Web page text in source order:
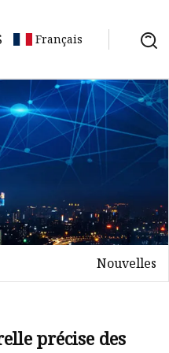
Français
Nouvelles
précise des